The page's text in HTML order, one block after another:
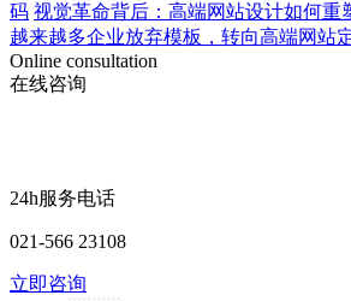
码 视觉革命背后：高端网站设计如何重
越来越多企业放弃模板，转向高端网站
Online consultation
在线咨询
24h服务电话
021-566 23108
立即咨询